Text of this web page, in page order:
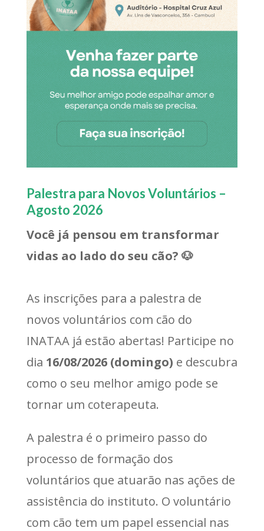
Palestra para Novos Voluntários –
Agosto 2026
Você já pensou em transformar
vidas ao lado do seu cão? 🐶
As inscrições para a palestra de
novos voluntários com cão do
INATAA já estão abertas! Participe no
dia 16/08/2026 (domingo) e descubra
como o seu melhor amigo pode se
tornar um coterapeuta.
A palestra é o primeiro passo do
processo de formação dos
voluntários que atuarão nas ações de
assistência do instituto. O voluntário
com cão tem um papel essencial nas